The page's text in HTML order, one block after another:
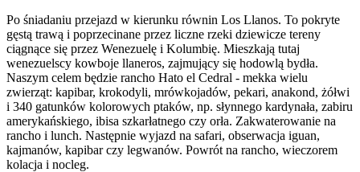
Po śniadaniu przejazd w kierunku równin Los Llanos. To pokryte
gęstą trawą i poprzecinane przez liczne rzeki dziewicze tereny
ciągnące się przez Wenezuelę i Kolumbię. Mieszkają tutaj
wenezuelscy kowboje llaneros, zajmujący się hodowlą bydła.
Naszym celem będzie rancho Hato el Cedral - mekka wielu
zwierząt: kapibar, krokodyli, mrówkojadów, pekari, anakond, żółwi
i 340 gatunków kolorowych ptaków, np. słynnego kardynała, zabiru
amerykańskiego, ibisa szkarłatnego czy orła. Zakwaterowanie na
rancho i lunch. Następnie wyjazd na safari, obserwacja iguan,
kajmanów, kapibar czy legwanów. Powrót na rancho, wieczorem
kolacja i nocleg.